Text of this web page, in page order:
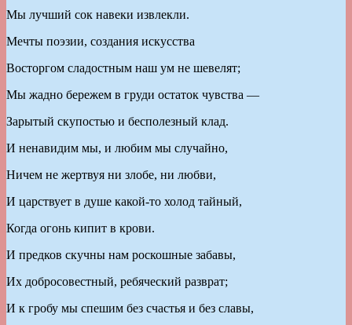
Мы лучший сок навеки извлекли.
Мечты поэзии, создания искусства
Восторгом сладостным наш ум не шевелят;
Мы жадно бережем в груди остаток чувства —
Зарытый скупостью и бесполезный клад.
И ненавидим мы, и любим мы случайно,
Ничем не жертвуя ни злобе, ни любви,
И царствует в душе какой-то холод тайный,
Когда огонь кипит в крови.
И предков скучны нам роскошные забавы,
Их добросовестный, ребяческий разврат;
И к гробу мы спешим без счастья и без славы,